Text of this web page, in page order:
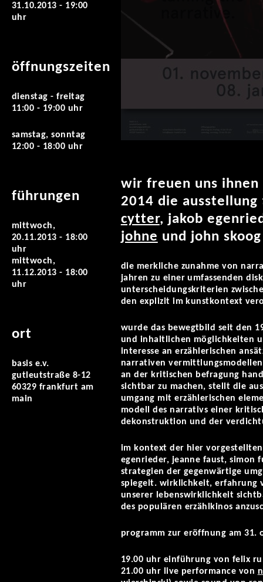
31.10.2013 - 19:00
uhr
öffnungszeiten
dienstag - freitag
11:00 - 19:00 uhr
samstag, sonntag
12:00 - 18:00 uhr
führungen
mittwoch,
20.11.2013 - 18:00
uhr
mittwoch,
11.12.2013 - 18:00
uhr
ort
basis e.v.
gutleutstraße 8-12
60329 frankfurt am
main
wir freuen uns ihnen
2014 die ausstellung
cytter, jakob
johne und john
die merkliche zunahme von
jahren zu einer umfassenden
unterscheidungskriterien
den explizit im kunstkontext
wurde das bewegtbild seit den
und inhaltlichen möglichkeiten
interesse an erzählerischen
narrativen
an der kritischen befragung
sichtbar zu machen, stellt die
umgang mit erzählerischen
modell des narrativs einer
dekonstruktion und der
im kontext der hier
egenrieder, jeanne faust, simon
strategien der gegenwärtige
spiegelt. wirklichkeit, erfahrung
unserer lebenswirklichkeit
des populären erzählkinos
programm zur eröffnung am 31.
19.00 uhr einführung von felix
21.00 uhr live performance von